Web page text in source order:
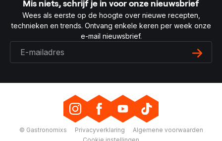
Mis niets, schrijf je in voor onze nieuwsbrief
Wees als eerste op de hoogte over nieuwe recepten,
technieken en trends. Ontvang enkele keren per week onze
e-mail nieuwsbrief.
© Gastronomixs Privacyverklaring
Algemene voorwaarden